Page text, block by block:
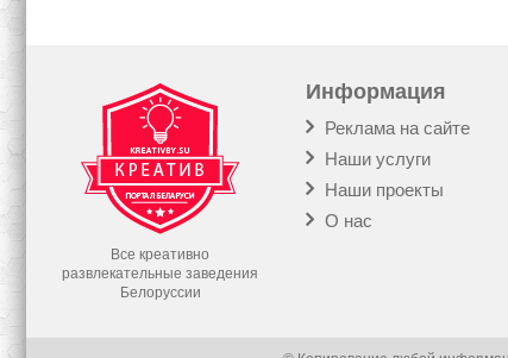
Все креативно
развлекательные заведения
Белоруссии
Информация
Реклама на сайте
Наши услуги
Наши проекты
О нас